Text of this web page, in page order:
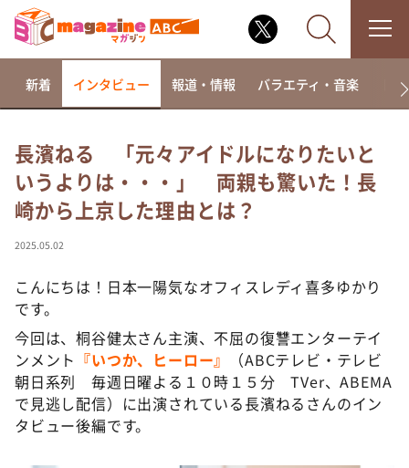
なるみ・岡村の過ぎるTV
相席食堂
これ余談なんですけど・・・
て真剣です
news おかえり
河合＆A.B.C-Z塚田×福井アナ「なんでやねん！？」
（news おかえり）
DAIGOも台所 ～きょうの献立 何にする？～
新着 インタビュー 報道・情報 バラエティ・音楽 ド
長濱ねる 「元々アイドルになりたいと
いうよりは・・・」 両親も驚いた！長
崎から上京した理由とは？
2025.05.02
こんにちは！日本一陽気なオフィスレディ喜多ゆかり
です。
今回は、桐谷健太さん主演、不屈の復讐エンターテイ
ンメント 『いつか、ヒーロー』
（ABCテレビ・テレビ
朝日系列 毎週日曜よる１０時１５分 TVer、ABEMA
で見逃し配信）に出演されている長濱ねるさんのイン
タビュー後編です。